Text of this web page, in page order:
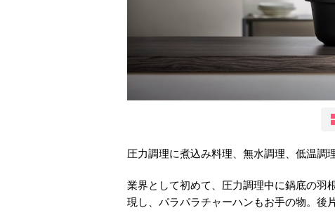
圧力調理に煮込み料理、無水調理、低温調
業界として初めて、圧力調理中に鍋底の羽
現し、パラパラチャーハンもお手の物。後